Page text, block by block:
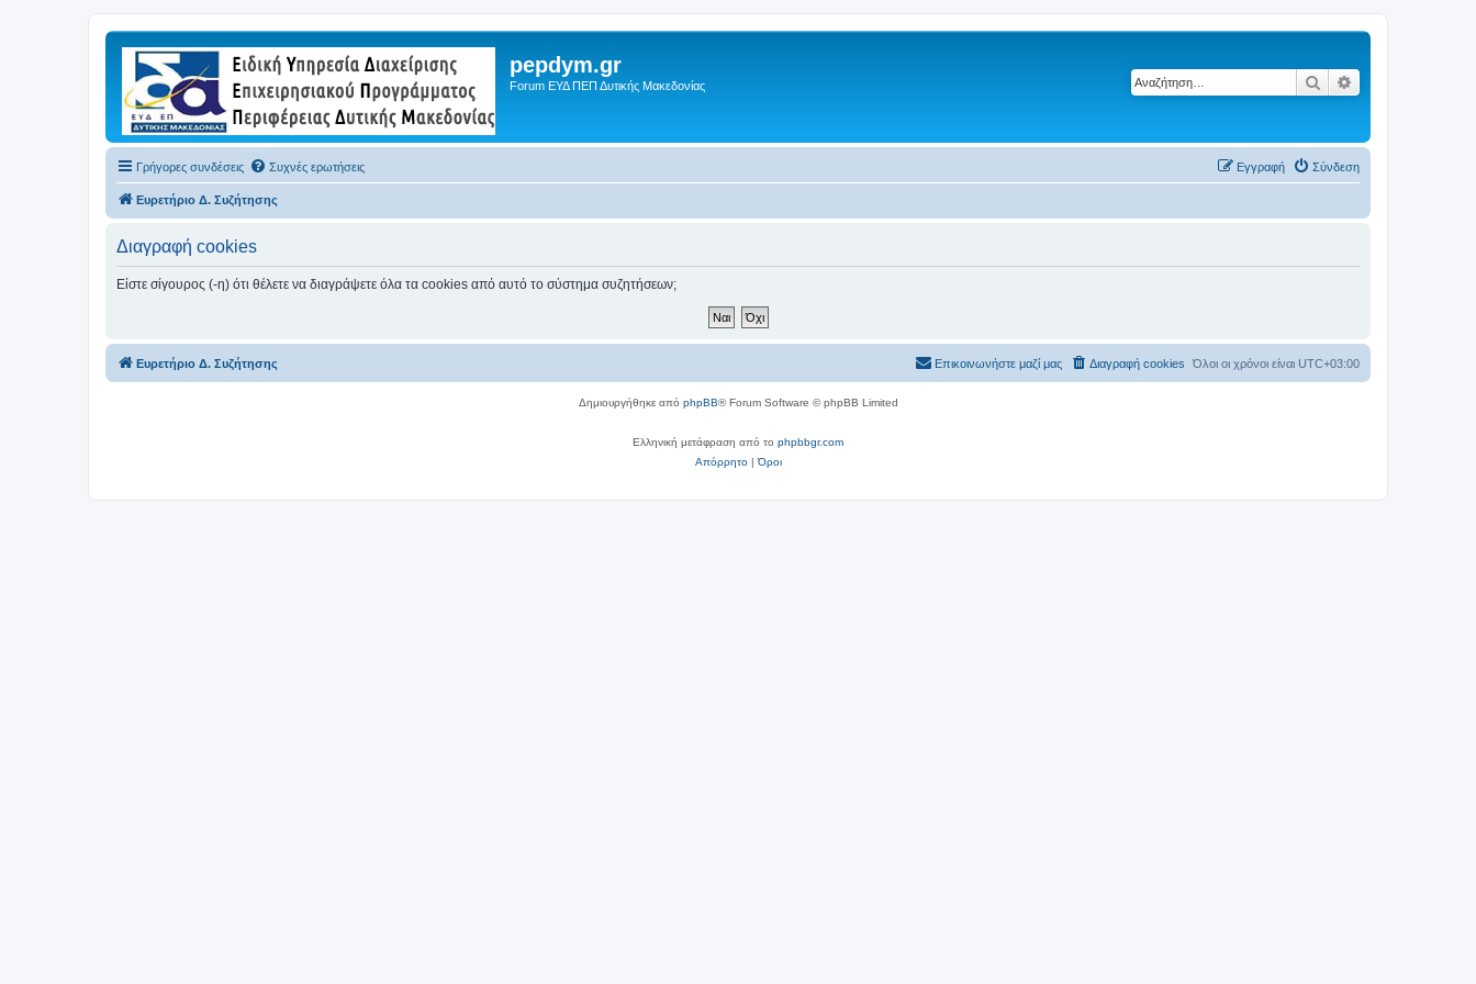
pepdym.gr
Forum ΕΥΔ ΠΕΠ Δυτικής Μακεδονίας Αναζήτηση
Γρήγορες συνδέσεις Συχνές ερωτήσεις Σύνδεση
Εγγραφή
Ευρετήριο Δ. Συζήτησης
Διαγραφή cookies
Είστε σίγουρος (-η) ότι θέλετε να διαγράψετε όλα τα cookies από αυτό το σύστημα συζητήσεων;
Ευρετήριο Δ. Συζήτησης Όλοι οι χρόνοι είναι UTC+03:00
Διαγραφή cookies
Επικοινωνήστε μαζί μας
Δημιουργήθηκε από phpBB® Forum Software © phpBB Limited
Ελληνική μετάφραση από το phpbbgr.com
Απόρρητο|Όροι